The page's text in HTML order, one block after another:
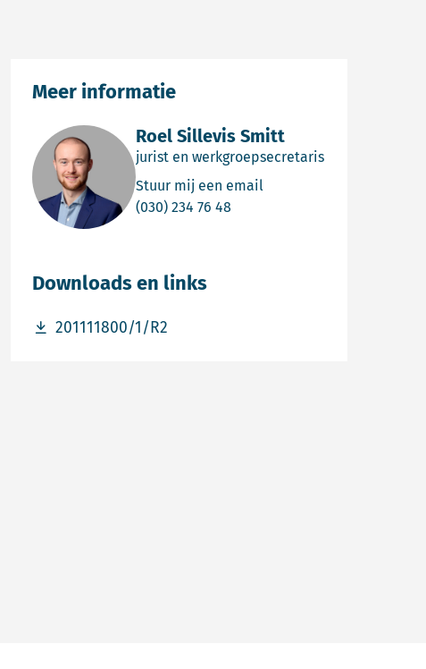
Roel Sillevis Smitt
jurist en werkgroepsecretaris
Stuur mij een email
(030) 234 76 48
Meer informatie
Downloads en links
201111800/1/R2
Download bestand 201111800/1/R2